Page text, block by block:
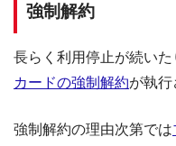
強制解約
長らく利用停止が続い
カードの強制解約が執行
強制解約の理由次第では